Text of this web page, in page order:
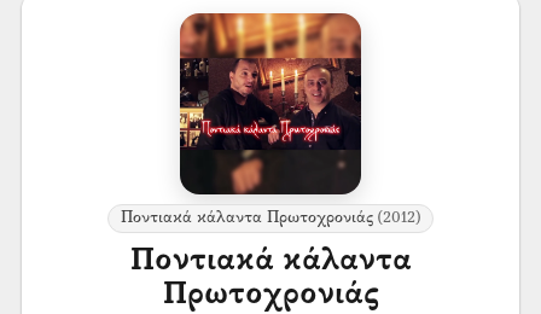
Ποντιακά κάλαντα Πρωτοχρονιάς(2012)
Ποντιακά κάλαντα
Πρωτοχρονιάς